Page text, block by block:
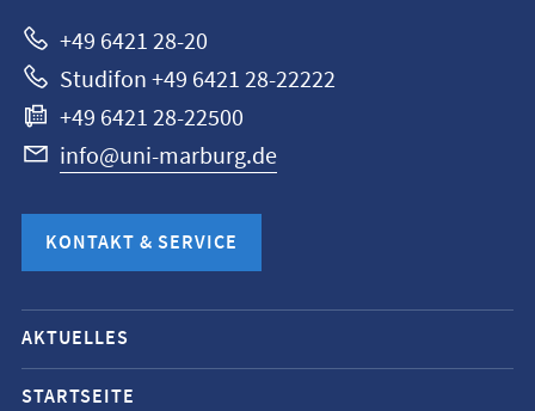
+49 6421 28-20
Studifon +49 6421 28-22222
+49 6421 28-22500
info@uni-marburg.de
KONTAKT & SERVICE
Mobile-
Service-
Navigation
AKTUELLES
STARTSEITE